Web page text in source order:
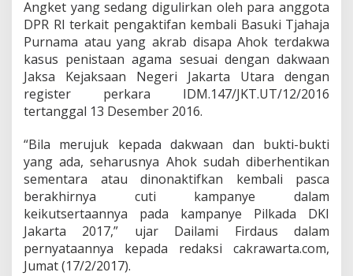
g
H
a
A
n
k
t
D
P
R
a
l
A
Angket yang sedang digulirkan oleh para anggota
DPR RI terkait pengaktifan kembali Basuki Tjahaja
Purnama atau yang akrab disapa Ahok terdakwa
kasus penistaan agama sesuai dengan dakwaan
Jaksa Kejaksaan Negeri Jakarta Utara dengan
register perkara IDM.147/JKT.UT/12/2016
tertanggal 13 Desember 2016.
“Bila merujuk kepada dakwaan dan bukti-bukti
yang ada, seharusnya Ahok sudah diberhentikan
sementara atau dinonaktifkan kembali pasca
berakhirnya cuti kampanye dalam
keikutsertaannya pada kampanye Pilkada DKI
Jakarta 2017,” ujar Dailami Firdaus dalam
pernyataannya kepada redaksi cakrawarta.com,
Jumat (17/2/2017).